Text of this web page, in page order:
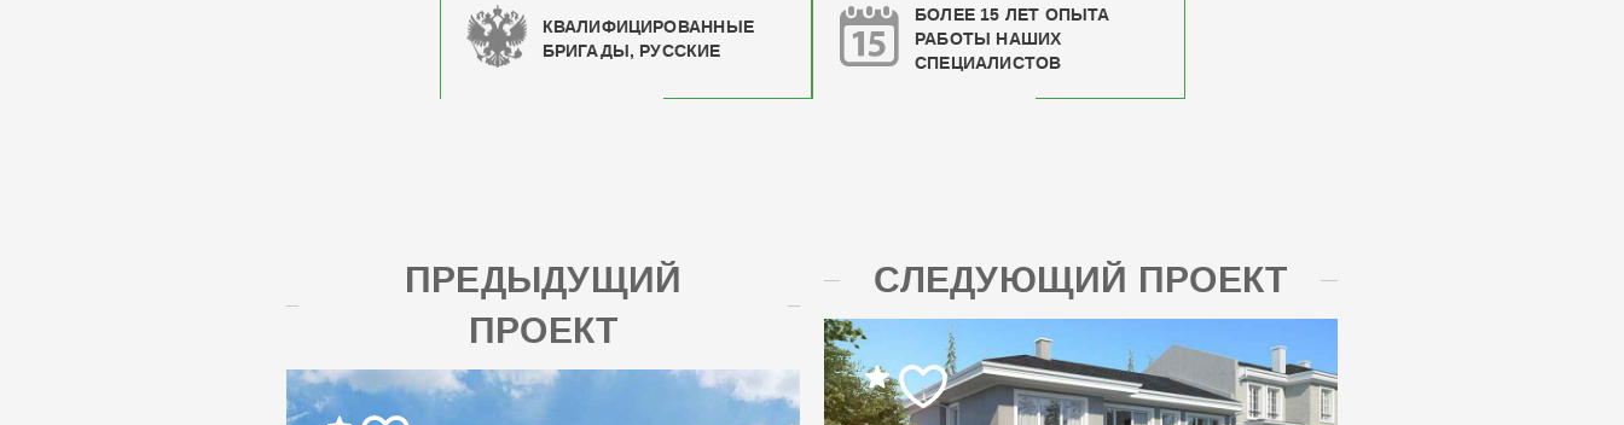
КВАЛИФИЦИРОВАННЫЕ
БРИГАДЫ, РУССКИЕ
БОЛЕЕ 15 ЛЕТ ОПЫТА
РАБОТЫ НАШИХ
СПЕЦИАЛИСТОВ
ПРЕДЫДУЩИЙ
ПРОЕКТ
СЛЕДУЮЩИЙ ПРОЕКТ